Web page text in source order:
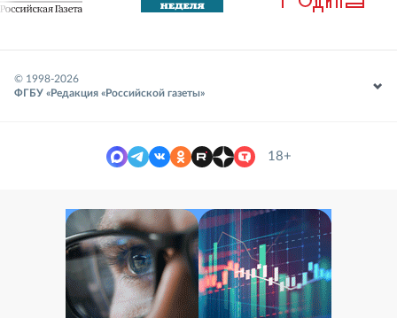
© 1998-2026
ФГБУ «Редакция «Российской газеты»
18+